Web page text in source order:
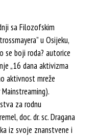
sa Filozofskim
u Osijeku,
se boji roda? autorice
„16 dana aktivizma
aktivnost mreže
za rodnu
doc. dr. sc. Dragana
iz svoje znanstvene i